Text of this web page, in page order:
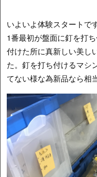
いよいよ体験スタートです
1番最初が盤面に釘を打
付けた所に真新しい美し
た。釘を打ち付けるマシ
てない様な為新品なら相